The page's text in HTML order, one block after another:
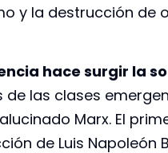
y la destrucción de
hace surgir la
las clases
Marx. El
de Luis Napoleón